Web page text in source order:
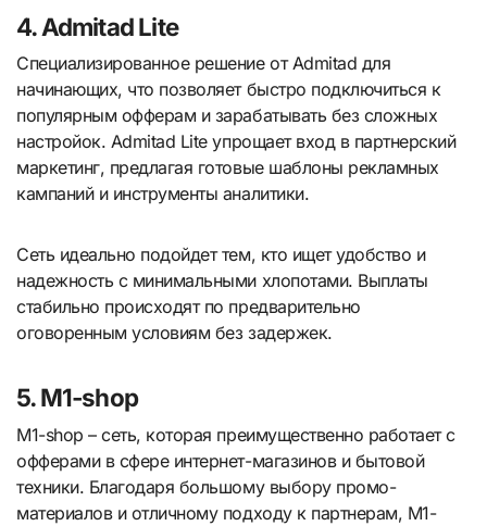
4. Admitad Lite
Специализированное решение от Admitad для
начинающих, что позволяет быстро подключиться к
популярным офферам и зарабатывать без сложных
настройок. Admitad Lite упрощает вход в партнерский
маркетинг, предлагая готовые шаблоны рекламных
кампаний и инструменты аналитики.
Сеть идеально подойдет тем, кто ищет удобство и
надежность с минимальными хлопотами. Выплаты
стабильно происходят по предварительно
оговоренным условиям без задержек.
5. M1-shop
M1-shop – сеть, которая преимущественно работает с
офферами в сфере интернет-магазинов и бытовой
техники. Благодаря большому выбору промо-
материалов и отличному подходу к партнерам, M1-